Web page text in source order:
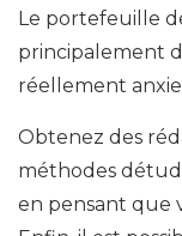
Le portefeuille
principalement
réellement
Obtenez des
méthodes
en pensant que